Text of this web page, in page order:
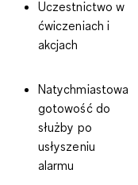
Uczestnictwo w
ćwiczeniach i
akcjach
Natychmiastowa
gotowość do
służby po
usłyszeniu
alarmu